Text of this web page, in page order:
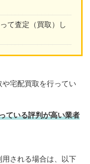
て査定（買取）し
宅配買取を行ってい
ている評判が高い業者
される場合は、以下